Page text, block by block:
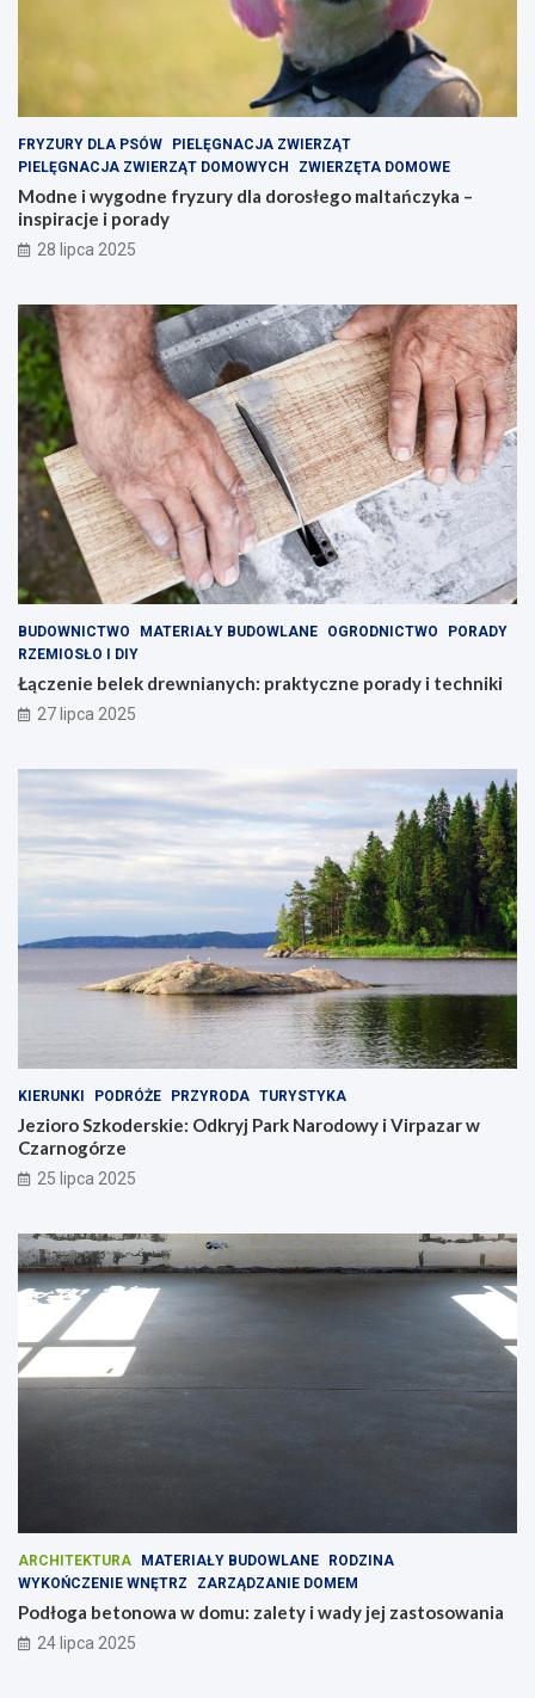
FRYZURY DLA PSÓW
PIELĘGNACJA ZWIERZĄT
PIELĘGNACJA ZWIERZĄT DOMOWYCH
ZWIERZĘTA DOMOWE
Modne i wygodne fryzury dla dorosłego maltańczyka –
inspiracje i porady
28 lipca 2025
BUDOWNICTWO MATERIAŁY BUDOWLANE OGRODNICTWO
PORADY
RZEMIOSŁO I DIY
Łączenie belek drewnianych: praktyczne porady i techniki
27 lipca 2025
KIERUNKI PODRÓŻE PRZYRODA TURYSTYKA
Jezioro Szkoderskie: Odkryj Park Narodowy i Virpazar w
Czarnogórze
25 lipca 2025
ARCHITEKTURA MATERIAŁY BUDOWLANE
RODZINA
WYKOŃCZENIE WNĘTRZ
ZARZĄDZANIE DOMEM
Podłoga betonowa w domu: zalety i wady jej zastosowania
24 lipca 2025